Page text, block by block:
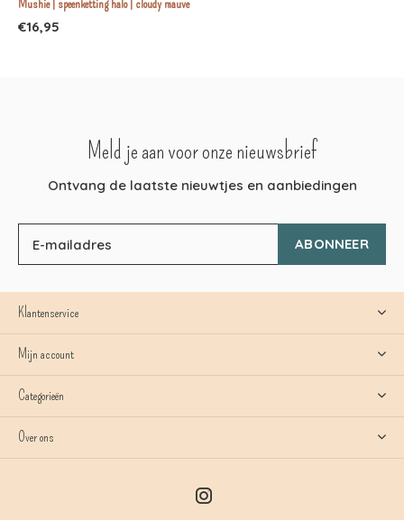
Mushie | speenketting halo | cloudy mauve
€16,95
Meld je aan voor onze nieuwsbrief
Ontvang de laatste nieuwtjes en aanbiedingen
ABONNEER
Klantenservice
Mijn account
Categorieën
Over ons